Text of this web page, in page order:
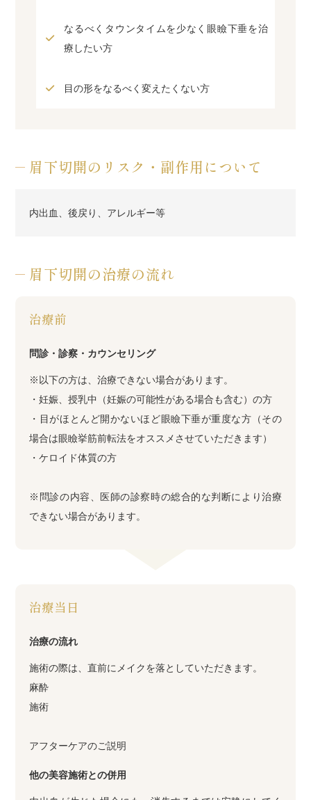
なるべくタウンタイムを少なく眼瞼下垂を治
療したい方
目の形をなるべく変えたくない方
眉下切開のリスク・副作用について
内出血、後戻り、アレルギー等
眉下切開の治療の流れ
治療前
問診・診察・カウンセリング
※以下の方は、治療できない場合があります。
・妊娠、授乳中（妊娠の可能性がある場合も含む）の方
・目がほとんど開かないほど眼瞼下垂が重度な方（その
場合は眼瞼挙筋前転法をオススメさせていただきます）
・ケロイド体質の方
※問診の内容、医師の診察時の総合的な判断により治療
できない場合があります。
治療当日
治療の流れ
施術の際は、直前にメイクを落としていただきます。
麻酔
施術
アフターケアのご説明
他の美容施術との併用